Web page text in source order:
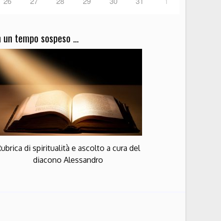
un tempo sospeso …
di spiritualità e ascolto a cura del
diacono Alessandro